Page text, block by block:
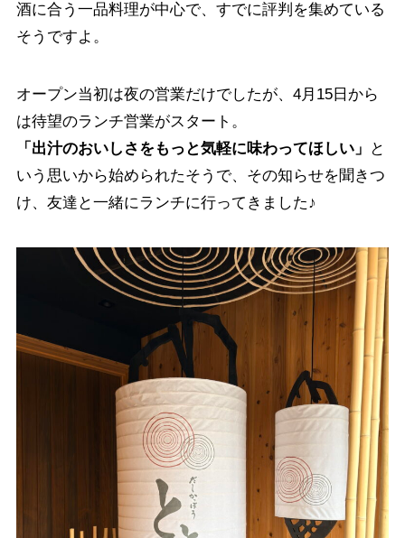
酒に合う一品料理が中心で、すでに評判を集めている
そうですよ。
オープン当初は夜の営業だけでしたが、4月15日から
は待望のランチ営業がスタート。
「出汁のおいしさをもっと気軽に味わってほしい」
と
いう思いから始められたそうで、その知らせを聞きつ
け、友達と一緒にランチに行ってきました♪